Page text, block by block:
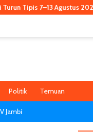
7–13 Agustus 2026, Kini
Politik Temuan
Jambi